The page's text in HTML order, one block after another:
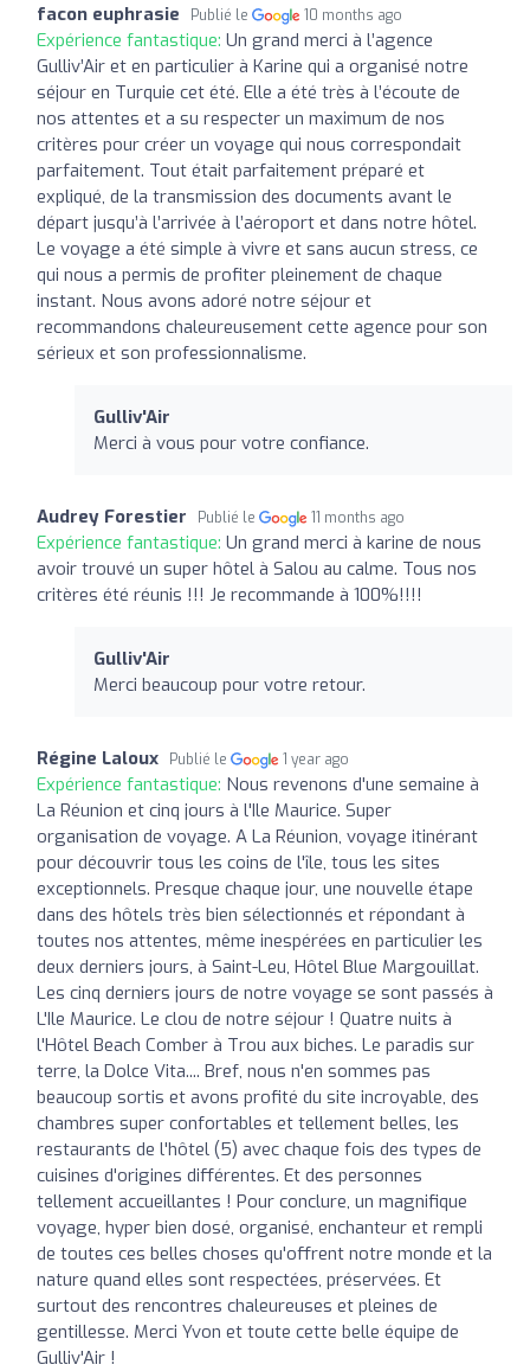
facon euphrasie Publié le 10 months ago
Expérience fantastique: Un grand merci à l’agence
Gulliv’Air et en particulier à Karine qui a organisé notre
séjour en Turquie cet été. Elle a été très à l’écoute de
nos attentes et a su respecter un maximum de nos
critères pour créer un voyage qui nous correspondait
parfaitement. Tout était parfaitement préparé et
expliqué, de la transmission des documents avant le
départ jusqu’à l’arrivée à l’aéroport et dans notre hôtel.
Le voyage a été simple à vivre et sans aucun stress, ce
qui nous a permis de profiter pleinement de chaque
instant. Nous avons adoré notre séjour et
recommandons chaleureusement cette agence pour son
sérieux et son professionnalisme.
Gulliv'Air
Merci à vous pour votre confiance.
Audrey Forestier Publié le 11 months ago
Expérience fantastique: Un grand merci à karine de nous
avoir trouvé un super hôtel à Salou au calme. Tous nos
critères été réunis !!! Je recommande à 100%!!!!
Gulliv'Air
Merci beaucoup pour votre retour.
Régine Laloux Publié le 1 year ago
Expérience fantastique: Nous revenons d'une semaine à
La Réunion et cinq jours à l'Ile Maurice. Super
organisation de voyage. A La Réunion, voyage itinérant
pour découvrir tous les coins de l'île, tous les sites
exceptionnels. Presque chaque jour, une nouvelle étape
dans des hôtels très bien sélectionnés et répondant à
toutes nos attentes, même inespérées en particulier les
deux derniers jours, à Saint-Leu, Hôtel Blue Margouillat.
Les cinq derniers jours de notre voyage se sont passés à
L'Ile Maurice. Le clou de notre séjour ! Quatre nuits à
l'Hôtel Beach Comber à Trou aux biches. Le paradis sur
terre, la Dolce Vita.... Bref, nous n'en sommes pas
beaucoup sortis et avons profité du site incroyable, des
chambres super confortables et tellement belles, les
restaurants de l'hôtel (5) avec chaque fois des types de
cuisines d'origines différentes. Et des personnes
tellement accueillantes ! Pour conclure, un magnifique
voyage, hyper bien dosé, organisé, enchanteur et rempli
de toutes ces belles choses qu'offrent notre monde et la
nature quand elles sont respectées, préservées. Et
surtout des rencontres chaleureuses et pleines de
gentillesse. Merci Yvon et toute cette belle équipe de
Gulliv'Air !